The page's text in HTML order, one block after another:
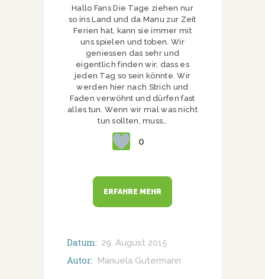
Hallo Fans Die Tage ziehen nur
so ins Land und da Manu zur Zeit
Ferien hat, kann sie immer mit
uns spielen und toben. Wir
geniessen das sehr und
eigentlich finden wir, dass es
jeden Tag so sein könnte. Wir
werden hier nach Strich und
Faden verwöhnt und dürfen fast
alles tun. Wenn wir mal was nicht
tun sollten, muss…
0
ERFAHRE MEHR
Datum: 29. August 2015
Autor: Manuela Gutermann